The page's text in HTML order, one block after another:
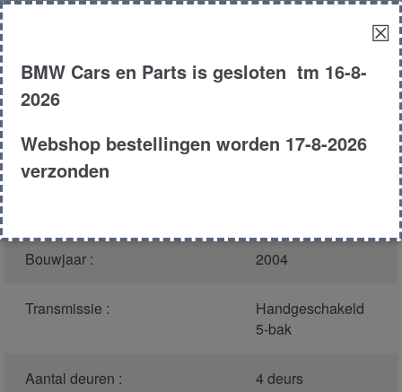
475 black sapphire
mteallic
Carroserie :
Motor type :
Bouwjaar : 2004
Transmissie :
Handgeschakeld
5-bak
Aantal deuren : 4 deurs
☒
BMW Cars en Parts is gesloten tm 16-8-
2026
Webshop bestellingen worden 17-8-2026
verzonden